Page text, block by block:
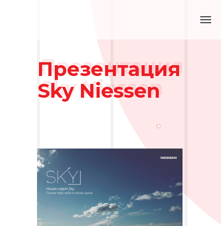
Презентация
Sky Niessen
Презентация
Sky Niessen